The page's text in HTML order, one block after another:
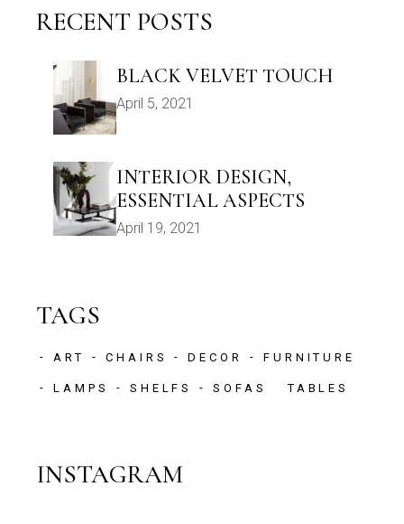
RECENT POSTS
BLACK VELVET TOUCH
April 5, 2021
INTERIOR DESIGN,
ESSENTIAL ASPECTS
April 19, 2021
TAGS
ART CHAIRS DECOR FURNITURE
LAMPS SHELFS SOFAS TABLES
INSTAGRAM